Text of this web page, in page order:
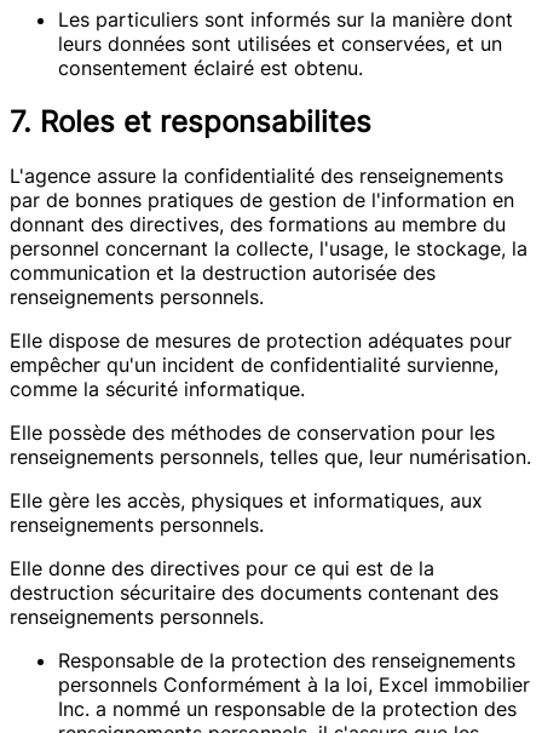
Les particuliers sont informés sur la manière dont
leurs données sont utilisées et conservées, et un
consentement éclairé est obtenu.
7. Roles et responsabilites
L'agence assure la confidentialité des renseignements
par de bonnes pratiques de gestion de l'information en
donnant des directives, des formations au membre du
personnel concernant la collecte, l'usage, le stockage, la
communication et la destruction autorisée des
renseignements personnels.
Elle dispose de mesures de protection adéquates pour
empêcher qu'un incident de confidentialité survienne,
comme la sécurité informatique.
Elle possède des méthodes de conservation pour les
renseignements personnels, telles que, leur numérisation.
Elle gère les accès, physiques et informatiques, aux
renseignements personnels.
Elle donne des directives pour ce qui est de la
destruction sécuritaire des documents contenant des
renseignements personnels.
Responsable de la protection des renseignements
personnels Conformément à la loi, Excel immobilier
Inc. a nommé un responsable de la protection des